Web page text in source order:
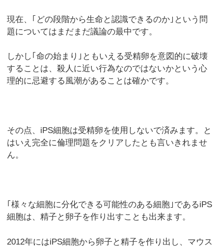
現在、｢どの段階から生命と認識できるのか｣という問
題についてはまだまだ議論の最中です。
しかし｢命の始まり｣ともいえる受精卵を意図的に破壊
することは、殺人に近い行為なのではないかという心
理的に忌避する風潮があることは確かです。
その点、iPS細胞は受精卵を使用しないで済みます。と
はいえ完全に倫理問題をクリアしたとも言いきれませ
ん。
｢様々な細胞に分化できる可能性のある細胞｣であるiPS
細胞は、精子と卵子を作り出すことも出来ます。
2012年にはiPS細胞から卵子と精子を作り出し、マウス